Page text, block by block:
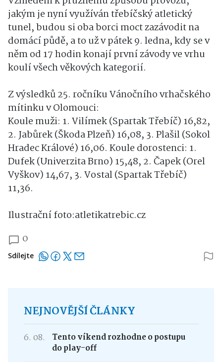
jakým je nyní využíván třebíčský atletický
tunel, budou si oba borci moct zazávodit na
domácí půdě, a to už v pátek 9. ledna, kdy se v
něm od 17 hodin konají první závody ve vrhu
koulí všech věkových kategorií.
Z výsledků 25. ročníku Vánočního vrhačského
mítinku v Olomouci:
Koule muži: 1. Vilímek (Spartak Třebíč) 16,82,
2. Jabůrek (Škoda Plzeň) 16,08, 3. Plašil (Sokol
Hradec Králové) 16,06. Koule dorostenci: 1.
Dufek (Univerzita Brno) 15,48, 2. Čapek (Orel
Vyškov) 14,67, 3. Vostal (Spartak Třebíč)
11,36.
Ilustrační foto:atletikatrebic.cz
0
Sdílejte
NEJNOVĚJŠÍ ČLÁNKY
6. 08.
Tento víkend rozhodne o postupu
do play-off